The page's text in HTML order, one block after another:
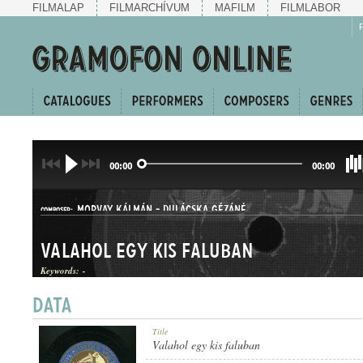
FILMALAP FILMARCHÍVUM MAFILM FILMLABOR
00:00 00:00
COMPOSER: MORVAY KÁLMÁN- DULÁCSKA GÉZÁNÉ
Valahol egy kis faluban
Keywords: -
Title
Valahol egy kis faluban